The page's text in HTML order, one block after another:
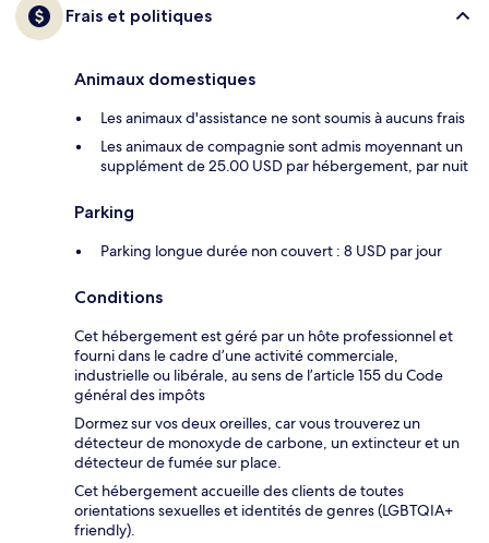
Frais et politiques
Animaux domestiques
Les animaux d'assistance ne sont soumis à aucuns frais
Les animaux de compagnie sont admis moyennant un
supplément de 25.00 USD par hébergement, par nuit
Parking
Parking longue durée non couvert : 8 USD par jour
Conditions
Cet hébergement est géré par un hôte professionnel et
fourni dans le cadre d’une activité commerciale,
industrielle ou libérale, au sens de l’article 155 du Code
général des impôts
Dormez sur vos deux oreilles, car vous trouverez un
détecteur de monoxyde de carbone, un extincteur et un
détecteur de fumée sur place.
Cet hébergement accueille des clients de toutes
orientations sexuelles et identités de genres (LGBTQIA+
friendly).